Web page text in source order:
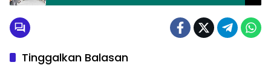
Tinggalkan Balasan